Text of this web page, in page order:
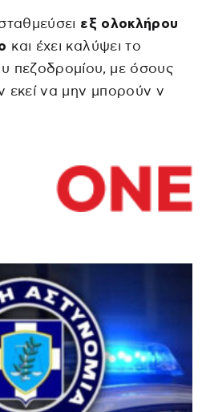
εξ ολοκλήρου
και έχει καλύψει το
πεζοδρομίου, με όσους
εκεί να μην μπορούν ν